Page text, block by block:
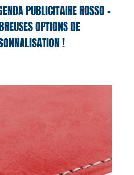
PUBLICITAIRE ROSSO –
OPTIONS DE
!